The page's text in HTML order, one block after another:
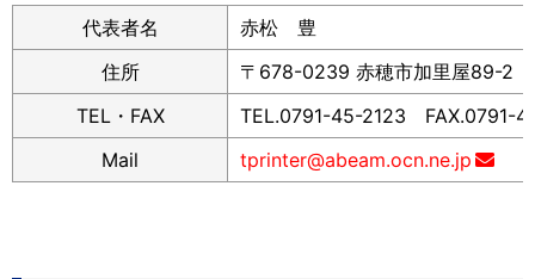
代表者名
赤松 豊
住所
〒678-0239 赤穂市加里屋89-2
TEL・FAX
TEL.0791-45-2123 FAX.0791-
Mail
tprinter@abeam.ocn.ne.jp